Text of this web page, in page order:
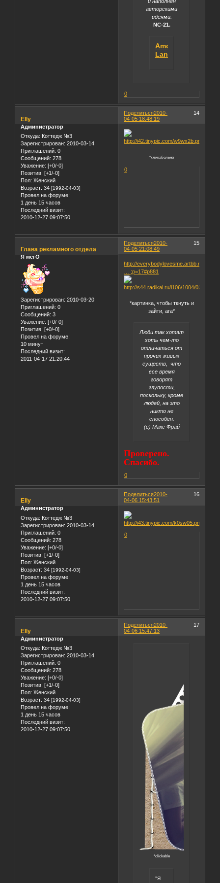
авторскими
идеями.
NС-21.
Amoi
Land
0
Поделиться 14
2010-
04-05 18:48:19
Elly
Администратор
Откуда: Коттедж №3
Зарегистрирован: 2010-03-14
Приглашений: 0
Сообщений: 278
Уважение: [+0/-0]
Позитив: [+1/-0]
Пол: Женский
Возраст: 34 [1992-04-03]
Провел на форуме:
1 день 15 часов
Последний визит:
2010-12-27 09:07:50
*кликабельно
0
Поделиться 15
2010-
04-05 21:08:49
Глава рекламного отдела
Я мегО
Зарегистрирован: 2010-03-20
Приглашений: 0
Сообщений: 3
Уважение: [+0/-0]
Позитив: [+0/-0]
Провел на форуме:
10 минут
Последний визит:
2011-04-17 21:20:44
http://everybodylovesme.artbb.ru/viewto
… ;p=17#p881
*картинка, чтобы ткнуть и
зайти, ага*
Люди так хотят
хоть чем-то
отличаться от
прочих живых
существ, что
все время
говорят
глупости,
поскольку, кроме
людей, на это
никто не
способен.
(с) Макс Фрай
Проверено.
Спасибо.
0
Поделиться 16
2010-
04-06 15:43:51
Elly
Администратор
Откуда: Коттедж №3
Зарегистрирован: 2010-03-14
Приглашений: 0
Сообщений: 278
Уважение: [+0/-0]
Позитив: [+1/-0]
Пол: Женский
Возраст: 34 [1992-04-03]
Провел на форуме:
1 день 15 часов
Последний визит:
2010-12-27 09:07:50
0
Поделиться 17
2010-
04-06 15:47:13
Elly
Администратор
Откуда: Коттедж №3
Зарегистрирован: 2010-03-14
Приглашений: 0
Сообщений: 278
Уважение: [+0/-0]
Позитив: [+1/-0]
Пол: Женский
Возраст: 34 [1992-04-03]
Провел на форуме:
1 день 15 часов
Последний визит:
2010-12-27 09:07:50
*clickable
"Я